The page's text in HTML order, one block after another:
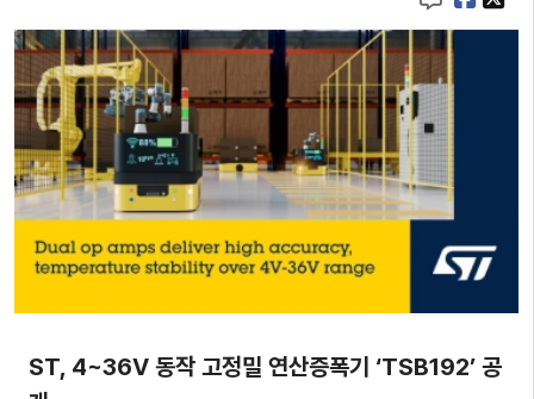
ST, 4~36V 동작 고정밀 연산증폭기 ‘TSB192’ 공